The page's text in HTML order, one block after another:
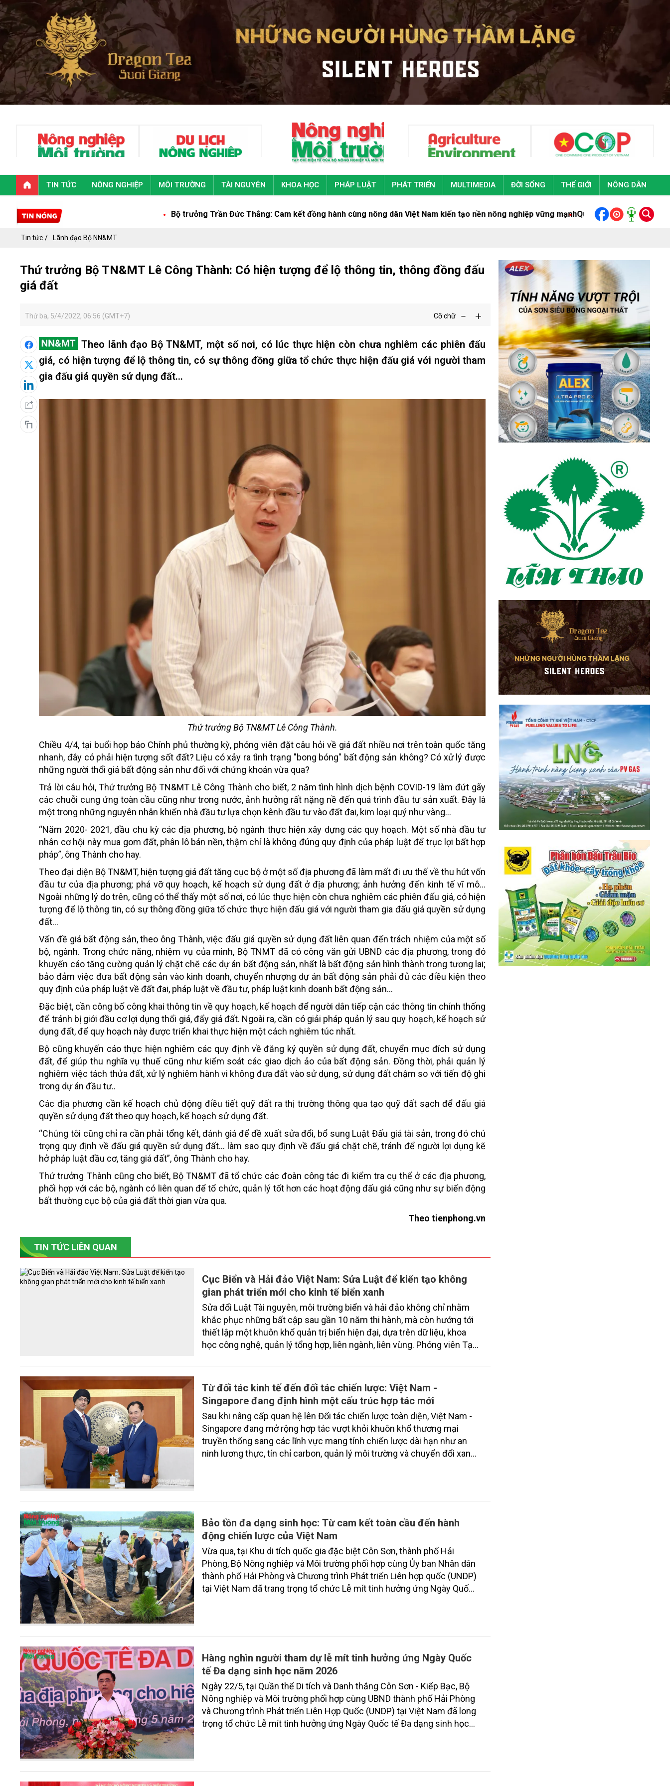
TIN TỨC NÔNG NGHIỆP MÔI TRƯỜNG TÀI NGUYÊN KHOA HỌC PHÁP LUẬT PHÁT TRIỂN MULTIMEDIA ĐỜI SỐNG THẾ GIỚI NÔNG DÂN
Bộ trưởng Trần Đức Thắng: Cam kết đồng hành cùng nông dân Việt Nam kiến tạo nền nông nghiệp vững mạnhQuảng Trị: Phó thủ tướng Chính phủ
Tin tức Lãnh đạo Bộ NN&MT
Thứ trưởng Bộ TN&MT Lê Công Thành: Có hiện tượng để lộ thông tin, thông đồng đấu
giá đất
Thứ ba, 5/4/2022, 06:56 (GMT+7) Cỡ chữ
Theo lãnh đạo Bộ TN&MT, một số nơi, có lúc thực hiện còn chưa nghiêm các phiên đấu
giá, có hiện tượng để lộ thông tin, có sự thông đồng giữa tổ chức thực hiện đấu giá với người tham
gia đấu giá quyền sử dụng đất...
Thứ trưởng Bộ TN&MT Lê Công Thành.
Chiều 4/4, tại buổi họp báo Chính phủ thường kỳ, phóng viên đặt câu hỏi về giá đất nhiều nơi trên toàn quốc tăng
nhanh, đây có phải hiện tượng sốt đất? Liệu có xảy ra tình trạng "bong bóng" bất động sản không? Có xử lý được
những người thổi giá bất động sản như đối với chứng khoán vừa qua?
Trả lời câu hỏi, Thứ trưởng Bộ TN&MT Lê Công Thành cho biết, 2 năm tình hình dịch bệnh COVID-19 làm đứt gãy
các chuỗi cung ứng toàn cầu cũng như trong nước, ảnh hưởng rất nặng nề đến quá trình đầu tư sản xuất. Đây là
một trong những nguyên nhân khiến nhà đầu tư lựa chọn kênh đầu tư vào đất đai, kim loại quý như vàng...
“Năm 2020- 2021, đầu chu kỳ các địa phương, bộ ngành thực hiện xây dựng các quy hoạch. Một số nhà đầu tư
nhân cơ hội này mua gom đất, phân lô bán nền, thậm chí là không đúng quy định của pháp luật để trục lợi bất hợp
pháp”, ông Thành cho hay.
Theo đại diện Bộ TN&MT, hiện tượng giá đất tăng cục bộ ở một số địa phương đã làm mất đi ưu thế về thu hút vốn
đầu tư của địa phương; phá vỡ quy hoạch, kế hoạch sử dụng đất ở địa phương; ảnh hưởng đến kinh tế vĩ mô...
Ngoài những lý do trên, cũng có thể thấy một số nơi, có lúc thực hiện còn chưa nghiêm các phiên đấu giá, có hiện
tượng để lộ thông tin, có sự thông đồng giữa tổ chức thực hiện đấu giá với người tham gia đấu giá quyền sử dụng
đất...
Vấn đề giá bất động sản, theo ông Thành, việc đấu giá quyền sử dụng đất liên quan đến trách nhiệm của một số
bộ, ngành. Trong chức năng, nhiệm vụ của mình, Bộ TNMT đã có công văn gửi UBND các địa phương, trong đó
khuyến cáo tăng cường quản lý chặt chẽ các dự án bất động sản, nhất là bất động sản hình thành trong tương lai;
bảo đảm việc đưa bất động sản vào kinh doanh, chuyển nhượng dự án bất động sản phải đủ các điều kiện theo
quy định của pháp luật về đất đai, pháp luật về đầu tư, pháp luật kinh doanh bất động sản...
Đặc biệt, cần công bố công khai thông tin về quy hoạch, kế hoạch để người dân tiếp cận các thông tin chính thống
để tránh bị giới đầu cơ lợi dụng thổi giá, đẩy giá đất. Ngoài ra, cần có giải pháp quản lý sau quy hoạch, kế hoạch sử
dụng đất, để quy hoạch này được triển khai thực hiện một cách nghiêm túc nhất.
Bộ cũng khuyến cáo thực hiện nghiêm các quy định về đăng ký quyền sử dụng đất, chuyển mục đích sử dụng
đất, để giúp thu nghĩa vụ thuế cũng như kiểm soát các giao dịch ảo của bất động sản. Đồng thời, phải quản lý
nghiêm việc tách thửa đất, xử lý nghiêm hành vi không đưa đất vào sử dụng, sử dụng đất chậm so với tiến độ ghi
trong dự án đầu tư..
Các địa phương cần kế hoạch chủ động điều tiết quỹ đất ra thị trường thông qua tạo quỹ đất sạch để đấu giá
quyền sử dụng đất theo quy hoạch, kế hoạch sử dụng đất.
“Chúng tôi cũng chỉ ra cần phải tổng kết, đánh giá để đề xuất sửa đổi, bổ sung Luật Đấu giá tài sản, trong đó chú
trọng quy định về đấu giá quyền sử dụng đất... làm sao quy định về đấu giá chặt chẽ, tránh để người lợi dụng kẽ
hở pháp luật đầu cơ, tăng giá đất”, ông Thành cho hay.
Thứ trưởng Thành cũng cho biết, Bộ TN&MT đã tổ chức các đoàn công tác đi kiểm tra cụ thể ở các địa phương,
phối hợp với các bộ, ngành có liên quan để tổ chức, quản lý tốt hơn các hoạt động đấu giá cũng như sự biến động
bất thường cục bộ của giá đất thời gian vừa qua.
Theo tienphong.vn
TIN TỨC LIÊN QUAN
Cục Biển và Hải đảo Việt Nam: Sửa Luật để kiến tạo không
gian phát triển mới cho kinh tế biển xanh
Sửa đổi Luật Tài nguyên, môi trường biển và hải đảo không chỉ nhằm
khắc phục những bất cập sau gần 10 năm thi hành, mà còn hướng tới
thiết lập một khuôn khổ quản trị biển hiện đại, dựa trên dữ liệu, khoa
học công nghệ, quản lý tổng hợp, liên ngành, liên vùng. Phóng viên Tạp
Thanh Tùng - Phó Cục trưởng Cục Biển và Hải đảo Việt Nam, xung
quanh những điểm mới trong dự án Luật lần này.
Từ đối tác kinh tế đến đối tác chiến lược: Việt Nam -
Singapore đang định hình một cấu trúc hợp tác mới
Sau khi nâng cấp quan hệ lên Đối tác chiến lược toàn diện, Việt Nam -
Singapore đang mở rộng hợp tác vượt khỏi khuôn khổ thương mại
truyền thống sang các lĩnh vực mang tính chiến lược dài hạn như an
ninh lương thực, tín chỉ carbon, quản lý môi trường và chuyển đổi xanh.
Bảo tồn đa dạng sinh học: Từ cam kết toàn cầu đến hành
động chiến lược của Việt Nam
Vừa qua, tại Khu di tích quốc gia đặc biệt Côn Sơn, thành phố Hải
Phòng, Bộ Nông nghiệp và Môi trường phối hợp cùng Ủy ban Nhân dân
thành phố Hải Phòng và Chương trình Phát triển Liên hợp quốc (UNDP)
tại Việt Nam đã trang trọng tổ chức Lễ mít tinh hưởng ứng Ngày Quốc
Hàng nghìn người tham dự lễ mít tinh hưởng ứng Ngày Quốc
tế Đa dạng sinh học năm 2026
Ngày 22/5, tại Quần thể Di tích và Danh thắng Côn Sơn - Kiếp Bạc, Bộ
Nông nghiệp và Môi trường phối hợp cùng UBND thành phố Hải Phòng
và Chương trình Phát triển Liên Hợp Quốc (UNDP) tại Việt Nam đã long
trọng tổ chức Lễ mít tinh hưởng ứng Ngày Quốc tế Đa dạng sinh học